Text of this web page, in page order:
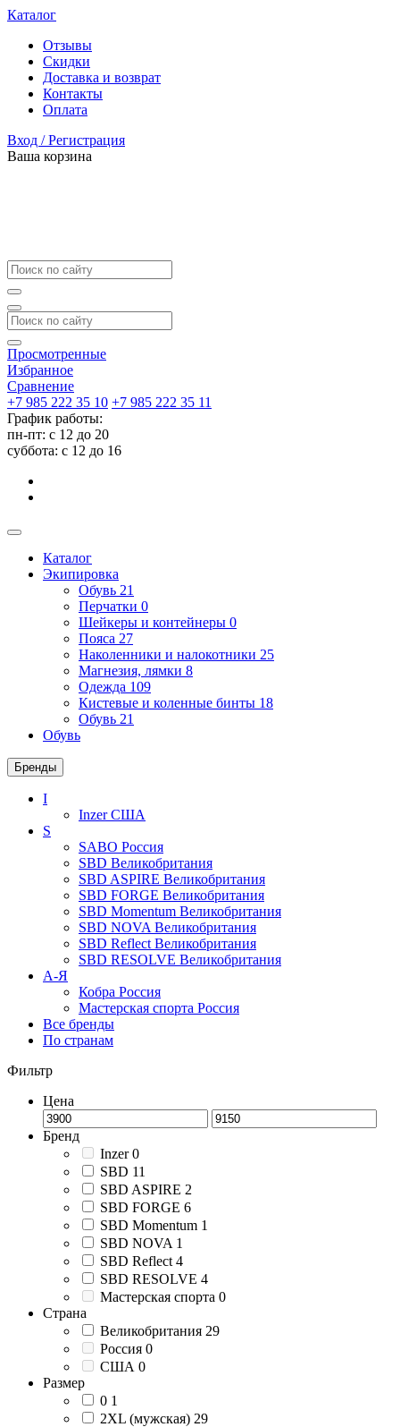
Каталог
Отзывы
Скидки
Доставка и возврат
Контакты
Оплата
Вход / Регистрация
Ваша корзина
Просмотренные
Избранное
Сравнение
+7 985 222 35 10 +7 985 222 35 11
График работы:
пн-пт: с 12 до 20
суббота: c 12 до 16
Каталог
Экипировка
Обувь 21
Перчатки 0
Шейкеры и контейнеры 0
Пояса 27
Наколенники и налокотники 25
Магнезия, лямки 8
Одежда 109
Кистевые и коленные бинты 18
Обувь 21
Обувь
Бренды
I
InzerСША
S
SABO Россия
SBD Великобритания
SBD ASPIRE Великобритания
SBD FORGE Великобритания
SBD Momentum Великобритания
SBD NOVA Великобритания
SBD Reflect Великобритания
SBD RESOLVE Великобритания
А-Я
Кобра Россия
Мастерская спорта Россия
Все бренды
По странам
Фильтр
Цена
Бренд
Inzer 0
SBD 11
SBD ASPIRE 2
SBD FORGE 6
SBD Momentum 1
SBD NOVA 1
SBD Reflect 4
SBD RESOLVE 4
Мастерская спорта 0
Страна
Великобритания 29
Россия 0
США 0
Размер
0 1
2XL (мужская) 29